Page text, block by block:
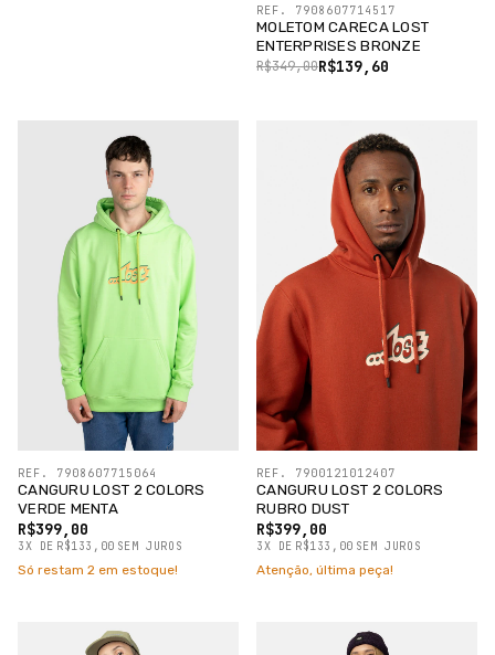
MOLETOM CARECA LOST
ENTERPRISES BRONZE
R$139,60
R$349,00
REF. 7908607714517
CANGURU LOST 2 COLORS
VERDE MENTA
R$399,00
3X DE R$133,00 SEM JUROS
REF. 7908607715064
Só restam 2 em estoque!
CANGURU LOST 2 COLORS
RUBRO DUST
R$399,00
3X DE R$133,00 SEM JUROS
REF. 7900121012407
Atenção, última peça!